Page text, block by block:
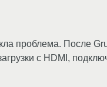
проблема. После
с HDMI,